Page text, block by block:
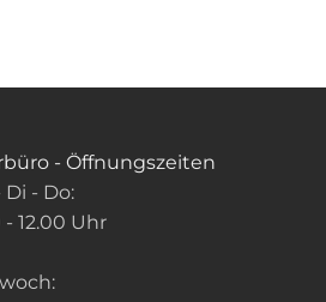
- Öffnungszeiten
Di - Do:
- 12.00 Uhr